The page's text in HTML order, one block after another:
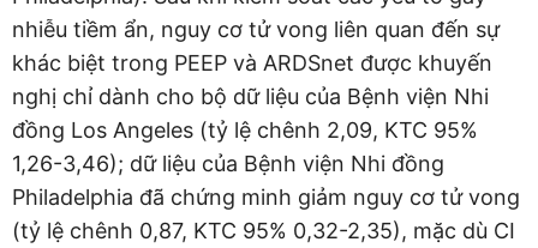
nhiễu tiềm ẩn, nguy cơ tử vong liên quan đến sự
khác biệt trong PEEP và ARDSnet được khuyến
nghị chỉ dành cho bộ dữ liệu của Bệnh viện Nhi
đồng Los Angeles (tỷ lệ chênh 2,09, KTC 95%
1,26-3,46); dữ liệu của Bệnh viện Nhi đồng
Philadelphia đã chứng minh giảm nguy cơ tử vong
(tỷ lệ chênh 0,87, KTC 95% 0,32-2,35), mặc dù CI